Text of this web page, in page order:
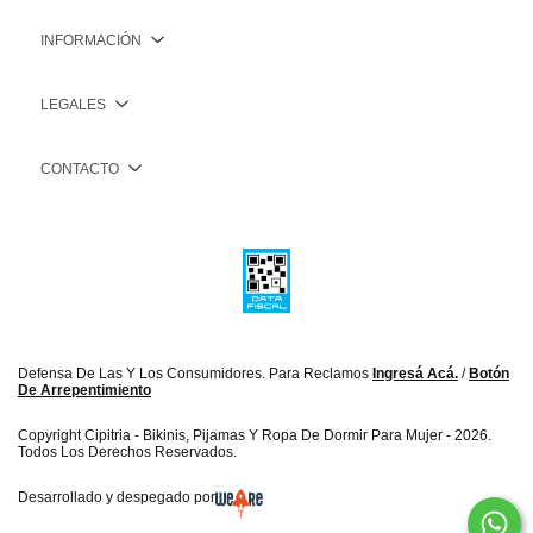
INFORMACIÓN
LEGALES
CONTACTO
Defensa De Las Y Los Consumidores. Para Reclamos Ingresá Acá. / Botón
De Arrepentimiento
Copyright Cipitria - Bikinis, Pijamas Y Ropa De Dormir Para Mujer - 2026.
Todos Los Derechos Reservados.
Desarrollado y despegado por